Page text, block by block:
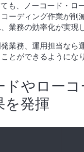
も、ノーコード・ロ
ーディング作業が削
業務の効率化が実現
業務、運用担当なら
とができるようにな
ドやロー
を発揮